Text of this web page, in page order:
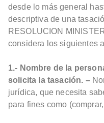
desde lo más general
descriptiva de una
RESOLUCION
considera los siguientes
1.- Nombre de la
solicita la tasación. –
jurídica, que necesita
para fines como